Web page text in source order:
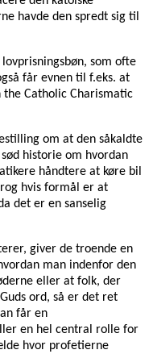
havde den spredt sig til
som ofte
får evnen til f.eks. at
Catholic Charismatic
om at den såkaldte
historie om hvordan
håndtere at køre bil
hvis formål er at
det er en sanselig
giver de troende en
man indenfor den
eller at folk, der
ord, så er det ret
får en
en hel central rolle for
hvor profetierne